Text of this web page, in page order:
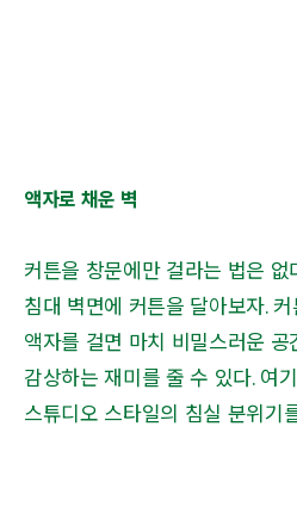
액자로 채운 벽
커튼을 창문에만 걸라는 법은 없
침대 벽면에 커튼을 달아보자.
액자를 걸면 마치 비밀스러운
감상하는 재미를 줄 수 있다. 여
스튜디오 스타일의 침실 분위기